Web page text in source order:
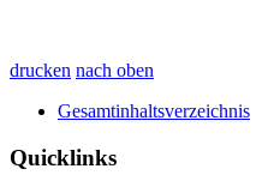
drucken nach oben
Gesamtinhaltsverzeichnis
Quicklinks